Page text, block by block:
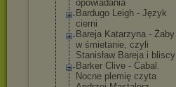
opowiadania
Bardugo Leigh - Język
cierni
Bareja Katarzyna - Żaby
w śmietanie, czyli
Stanisław Bareja i bliscy
Barker Clive - Cabal.
Nocne plemię czyta